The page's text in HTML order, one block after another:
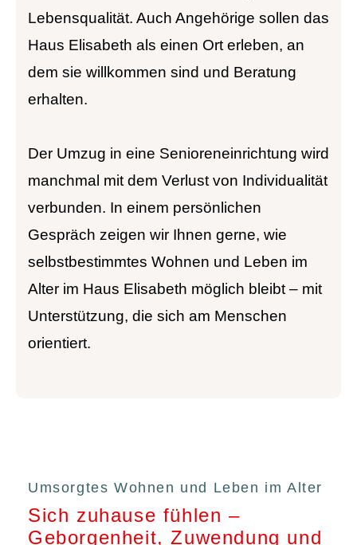
Lebensqualität. Auch Angehörige sollen das
Haus Elisabeth als einen Ort erleben, an
dem sie willkommen sind und Beratung
erhalten.
Der Umzug in eine Senioreneinrichtung wird
manchmal mit dem Verlust von Individualität
verbunden. In einem persönlichen
Gespräch zeigen wir Ihnen gerne, wie
selbstbestimmtes Wohnen und Leben im
Alter im Haus Elisabeth möglich bleibt – mit
Unterstützung, die sich am Menschen
orientiert.
Umsorgtes Wohnen und Leben im Alter
Sich zuhause fühlen –
Geborgenheit, Zuwendung und